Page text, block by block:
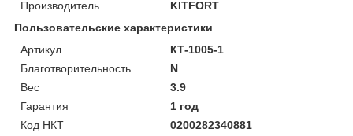
Производитель
KITFORT
Пользовательские характеристики
Артикул
КТ-1005-1
Благотворительность
N
Вес
3.9
Гарантия
1 год
Код НКТ
0200282340881